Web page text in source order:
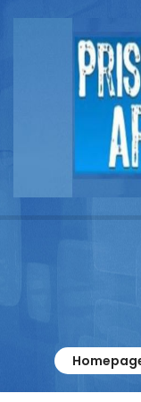
Buscador
Documentos
Columnistas
Contacto